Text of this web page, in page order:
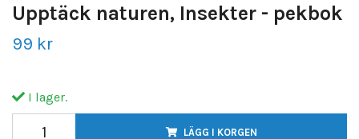
Upptäck naturen, Insekter - pekbok
99 kr
I lager.
LÄGG I KORGEN